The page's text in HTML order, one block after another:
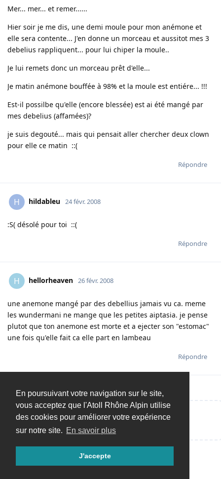
En poursuivant votre navigation sur le site,
vous acceptez que l'Atoll Rhône Alpin utilise
des cookies pour améliorer votre expérience
sur notre site. En savoir plus
J'accepte
Mer... mer... et remer......
Hier soir je me dis, une demi moule pour mon anémone et
elle sera contente... J'en donne un morceau et aussitot mes 3
debelius rappliquent... pour lui chiper la moule..
Je lui remets donc un morceau prêt d'elle...
Je matin anémone bouffée à 98% et la moule est entiére... !!!
Est-il possilbe qu'elle (encore blessée) est ai été mangé par
mes debelius (affamées)?
je suis degouté... mais qui pensait aller chercher deux clown
pour elle ce matin ::(
Répondre
H hildableu 24 févr. 2008
:S( désolé pour toi ::(
Répondre
H hellorheaven 26 févr. 2008
une anemone mangé par des debellius jamais vu ca. meme
les wundermani ne mange que les petites aiptasia. je pense
plutot que ton anemone est morte et a ejecter son "estomac"
une fois qu'elle fait ca elle part en lambeau
Répondre
Répondre…